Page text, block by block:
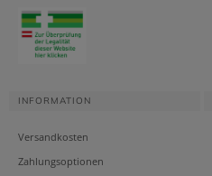
INFORMATION
Versandkosten
Zahlungsoptionen